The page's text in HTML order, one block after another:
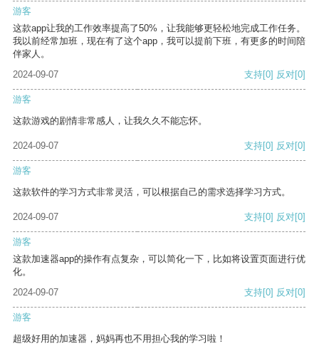
游客
这款app让我的工作效率提高了50%，让我能够更轻松地完成工作任务。
我以前经常加班，现在有了这个app，我可以提前下班，有更多的时间陪
伴家人。
2024-09-07
支持[0] 反对[0]
游客
这款游戏的剧情非常感人，让我久久不能忘怀。
2024-09-07 支持[0] 反对[0]
游客
这款软件的学习方式非常灵活，可以根据自己的需求选择学习方式。
2024-09-07 支持[0] 反对[0]
游客
这款加速器app的操作有点复杂，可以简化一下，比如将设置页面进行优
化。
2024-09-07
支持[0] 反对[0]
游客
超级好用的加速器，妈妈再也不用担心我的学习啦！